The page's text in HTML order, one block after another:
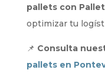
pallets con
optimizar tu
📌 Consulta
pallets en